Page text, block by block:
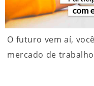
O futuro vem aí,
mercado de